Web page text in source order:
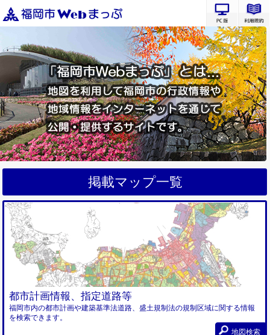
PC版サ
掲載マップ一覧
都市計画情報、指定道路等
福岡市内の都市計画や建築基準法道路、盛土規制法の規制区域に関する情報
を検索できます。
地図検索